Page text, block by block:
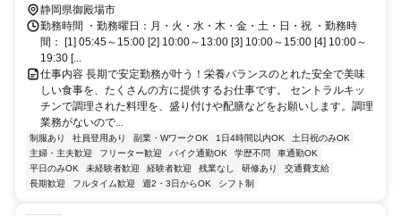
静岡県御殿場市
勤務時間 ・勤務曜日：月・火・水・木・金・土・日・祝 ・勤務時
間： [1] 05:45～15:00 [2] 10:00～13:00 [3] 10:00～15:00 [4] 10:00～
19:30 [...
仕事内容 長期で安定勤務が叶う！栄養バランスのとれた安全で美味
しい食事を、たくさんの方に提供するお仕事です。 セントラルキッ
チンで調理された料理を、盛り付けや配膳などをお願いします。調理
業務がないので...
制服あり 社員登用あり 副業・WワークOK 1日4時間以内OK
土日祝のみOK
主婦・主夫歓迎
フリーター歓迎 バイク通勤OK 学歴不問
車通勤OK
平日のみOK
未経験者歓迎 経験者歓迎 残業なし 研修あり
交通費支給
長期歓迎
フルタイム歓迎 週2・3日からOK シフト制